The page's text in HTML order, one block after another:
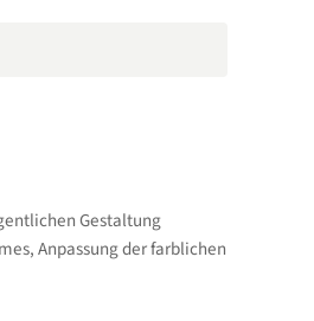
Gestaltung
Anpassung der farblichen